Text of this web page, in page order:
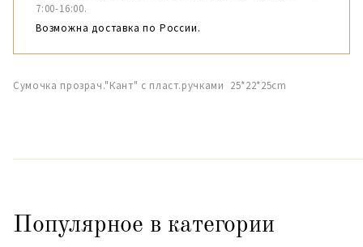
7:00-16:00.
Возможна доставка по России.
Сумочка прозрач."Кант" с пласт.ручками 25*22*25cm
Популярное в категории